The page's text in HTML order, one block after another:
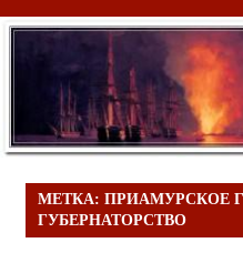
МЕТКА: ПРИАМУРСКОЕ
ГУБЕРНАТОРСТВО